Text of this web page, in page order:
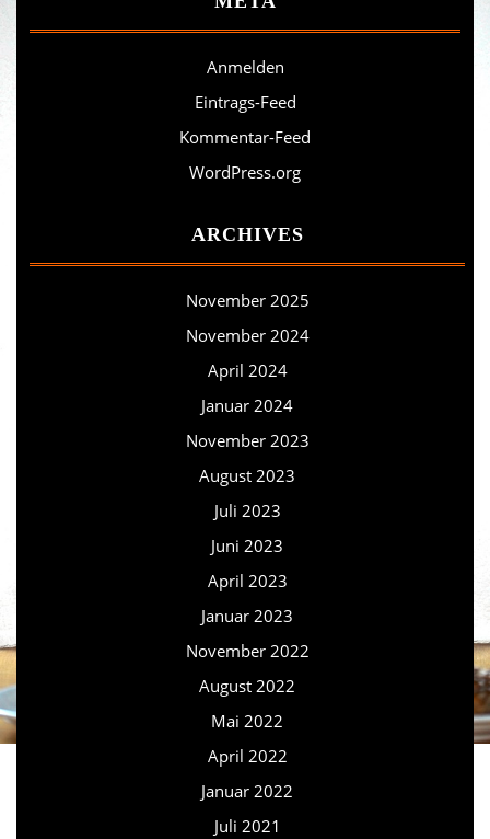
Anmelden
Eintrags-Feed
Kommentar-Feed
WordPress.org
ARCHIVES
November 2025
November 2024
April 2024
Januar 2024
November 2023
August 2023
Juli 2023
Juni 2023
April 2023
Januar 2023
November 2022
August 2022
Mai 2022
April 2022
Januar 2022
Juli 2021